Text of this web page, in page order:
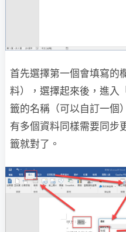
首先選擇第一個會填寫的
料），選擇起來後，進入
籤的名稱（可以自訂一個
有多個資料同樣需要同步
籤就對了。